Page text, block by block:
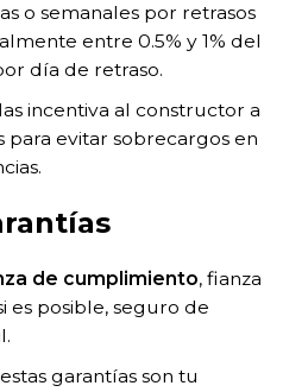
o semanales por retrasos
entre 0.5% y 1% del
día de retraso.
incentiva al constructor a
evitar sobrecargos en
de cumplimiento, fianza
es posible, seguro de
garantías son tu